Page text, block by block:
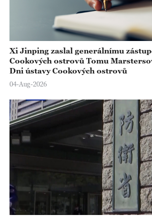
Xi Jinping zaslal generálnímu
Cookových ostrovů Tomu
Dni ústavy Cookových ostrovů
04-Aug-2026